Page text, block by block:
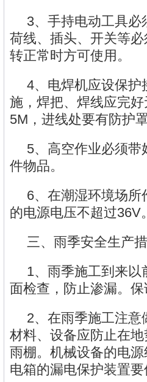
3、手持电动工具
荷线、插头、开关等
转正常时方可使用。
4、电焊机应设保护
施，焊把、焊线应完
5M，进线处要有防护罩
5、高空作业必须
件物品。
6、在潮湿环境场
的电源电压不超过36V。
三、雨季安全生产措
1、雨季施工到来
面检查，防止渗漏。
2、在雨季施工注
材料、设备应防止在
雨棚。机械设备的电
电箱的漏电保护装置要